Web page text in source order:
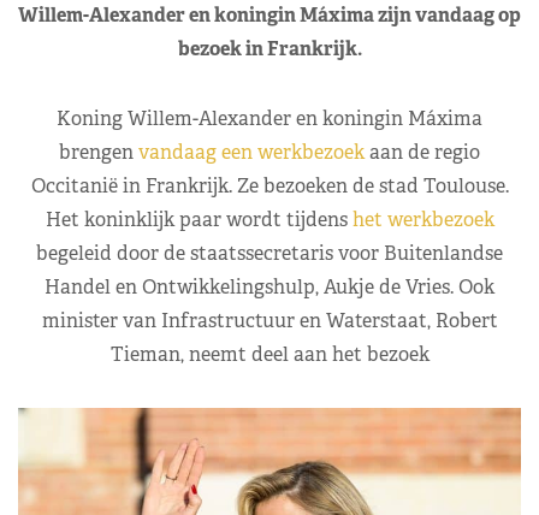
Willem-Alexander en koningin Máxima zijn vandaag op
bezoek in Frankrijk.
Koning Willem-Alexander en koningin Máxima
brengenvandaag een werkbezoekaan de regio
Occitanië in Frankrijk. Ze bezoeken de stad Toulouse.
Het koninklijk paar wordt tijdenshet werkbezoek
begeleid door de staatssecretaris voor Buitenlandse
Handel en Ontwikkelingshulp, Aukje de Vries. Ook
minister van Infrastructuur en Waterstaat, Robert
Tieman, neemt deel aan het bezoek